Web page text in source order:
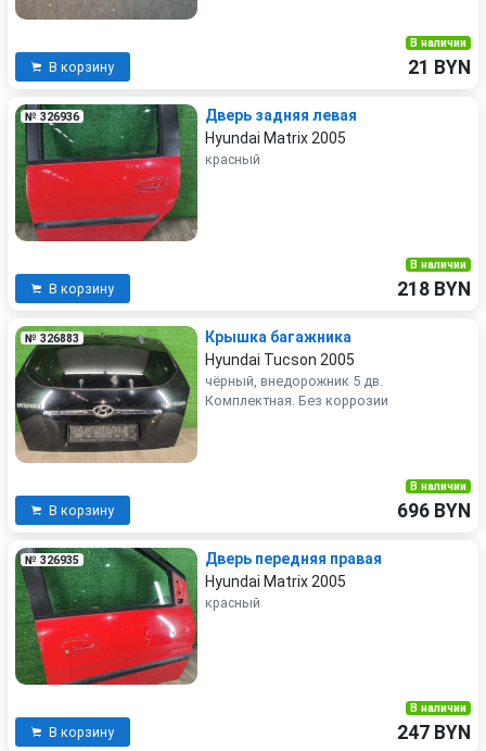
В корзину
В наличии
21 BYN
№ 326936
Дверь задняя левая
Hyundai Matrix 2005
красный
В корзину
В наличии
218 BYN
№ 326883
Крышка багажника
Hyundai Tucson 2005
чёрный, внедорожник 5 дв.
Комплектная. Без коррозии
В корзину
В наличии
696 BYN
№ 326935
Дверь передняя правая
Hyundai Matrix 2005
красный
В корзину
В наличии
247 BYN